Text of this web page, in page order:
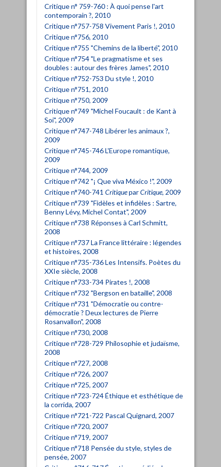
Critique n° 759-760 : À quoi pense l'art
contemporain ?, 2010
Critique n°757-758 Vivement Paris !, 2010
Critique n°756, 2010
Critique n°755 "Chemins de la liberté", 2010
Critique n°754 "Le pragmatisme et ses
doubles : autour des frères James", 2010
Critique n°752-753 Du style !, 2010
Critique n°751, 2010
Critique n°750, 2009
Critique n°749 "Michel Foucault : de Kant à
Soi", 2009
Critique n°747-748 Libérer les animaux ?,
2009
Critique n°745-746 L'Europe romantique,
2009
Critique n°744, 2009
Critique n°742 "¡ Que viva México !", 2009
Critique n°740-741 CritiqueparCritique, 2009
Critique n°739 "Fidèles et infidèles : Sartre,
Benny Lévy, Michel Contat", 2009
Critique n°738 Réponses à Carl Schmitt,
2008
Critique n°737 La France littéraire : légendes
et histoires, 2008
Critique n°735-736 Les Intensifs. Poètes du
XXIe siècle, 2008
Critique n°733-734 Pirates !, 2008
Critique n°732 "Bergson en bataille", 2008
Critique n°731 "Démocratie ou contre-
démocratie ? Deux lectures de Pierre
Rosanvallon", 2008
Critique n°730, 2008
Critique n°728-729 Philosophie et judaïsme,
2008
Critique n°727, 2008
Critique n°726, 2007
Critique n°725, 2007
Critique n°723-724 Éthique et esthétique de
la corrida, 2007
Critique n°721-722 Pascal Quignard, 2007
Critique n°720, 2007
Critique n°719, 2007
Critique n°718 Pensée du style, styles de
pensée, 2007